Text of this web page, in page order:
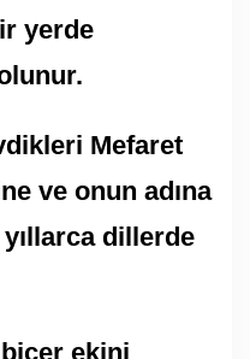
yerde
Mefaret
ve onun adına
dillerde
ekini